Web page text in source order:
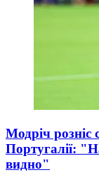
Модріч розніс
Португалії:
видно"